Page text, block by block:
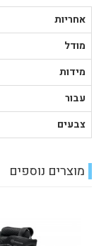
אחריות
מודל
מידות
עבור
צבעים
מוצרים נוספים